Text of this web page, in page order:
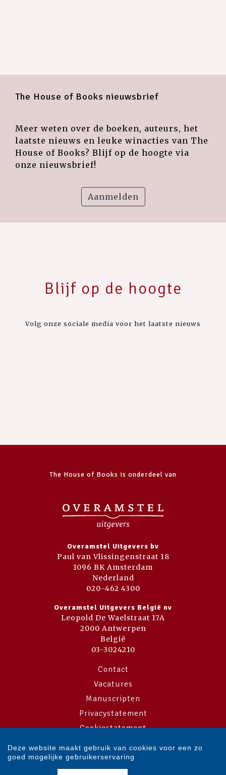
The House of Books nieuwsbrief
Meer weten over de boeken, auteurs, het
laatste nieuws en leuke winacties van The
House of Books? Blijf op de hoogte via
onze nieuwsbrief!
Aanmelden
Blijf op de hoogte
Volg onze sociale media voor het laatste nieuws
The House of Books is onderdeel van
Overamstel Uitgevers bv
Paul van Vlissingenstraat 18
1096 BK Amsterdam
Nederland
020-462 4300
Overamstel Uitgevers België nv
Leopold De Waelstraat 17A
2000 Antwerpen
België
03-3024210
Contact
Vacatures
Manuscripten
Privacystatement
Cookiestatement
Cookie-instellingen
Deze website maakt gebruik van cookies voor een zo
goed mogelijke gebruikerservaring